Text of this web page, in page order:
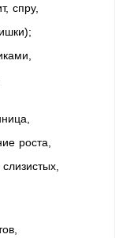
спру,
роста,